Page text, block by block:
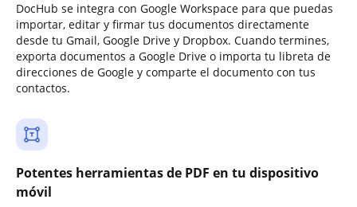
DocHub se integra con Google Workspace para que puedas
importar, editar y firmar tus documentos directamente
desde tu Gmail, Google Drive y Dropbox. Cuando termines,
exporta documentos a Google Drive o importa tu libreta de
direcciones de Google y comparte el documento con tus
contactos.
Potentes herramientas de PDF en tu dispositivo
móvil